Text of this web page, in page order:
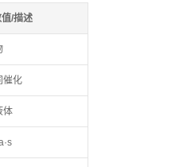
值/描述
催化
体